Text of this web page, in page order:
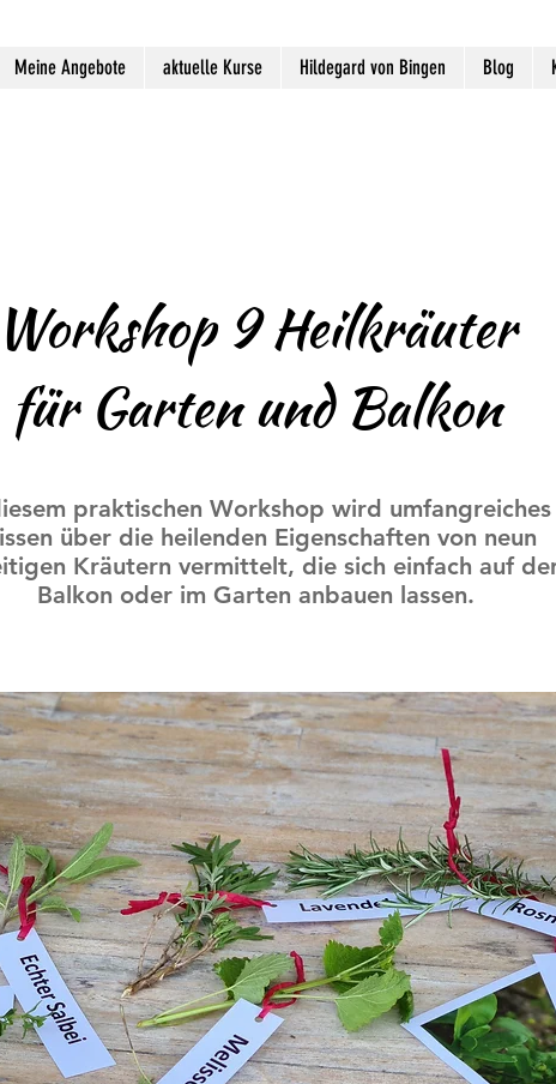
Meine Angebote aktuelle Kurse Hildegard von Bingen Blog
Workshop 9 Heilkräuter
für Garten und Balkon
praktischen Workshop wird umfangreiches
über die heilenden Eigenschaften von neun
Kräutern vermittelt, die sich einfach auf
Balkon oder im Garten anbauen lassen.